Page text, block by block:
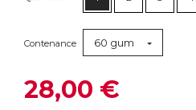
Contenance 60 gum
28,00 €